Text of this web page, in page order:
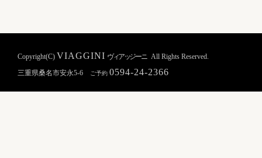
Copyright(C) VIAGGINI ヴィアッジーニ All Rights Reserved.
三重県桑名市安永5-6
ご予約 0594-24-2366